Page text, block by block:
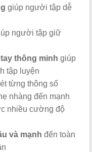
giúp người tập dễ
người tập giữ
thông minh giúp
tập luyện
từng thông số
nhàng đến mạnh
nhiều cường độ
và mạnh đến toàn